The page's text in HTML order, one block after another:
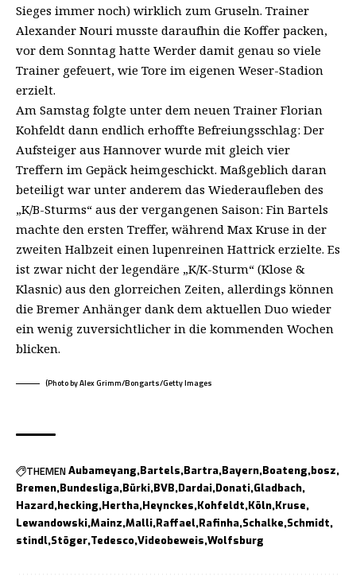
Sieges immer noch) wirklich zum Gruseln. Trainer
Alexander Nouri musste daraufhin die Koffer packen,
vor dem Sonntag hatte Werder damit genau so viele
Trainer gefeuert, wie Tore im eigenen Weser-Stadion
erzielt.
Am Samstag folgte unter dem neuen Trainer Florian
Kohfeldt dann endlich erhoffte Befreiungsschlag: Der
Aufsteiger aus Hannover wurde mit gleich vier
Treffern im Gepäck heimgeschickt. Maßgeblich daran
beteiligt war unter anderem das Wiederaufleben des
„K/B-Sturms“ aus der vergangenen Saison: Fin Bartels
machte den ersten Treffer, während Max Kruse in der
zweiten Halbzeit einen lupenreinen Hattrick erzielte. Es
ist zwar nicht der legendäre „K/K-Sturm“ (Klose &
Klasnic) aus den glorreichen Zeiten, allerdings können
die Bremer Anhänger dank dem aktuellen Duo wieder
ein wenig zuversichtlicher in die kommenden Wochen
blicken.
(Photo by Alex Grimm/Bongarts/Getty Images
THEMENAubameyang Bartels Bartra Bayern Boateng bosz
Bremen Bundesliga Bürki BVB Dardai Donati Gladbach
Hazard hecking Hertha Heynckes Kohfeldt Köln Kruse
Lewandowski Mainz Malli Raffael Rafinha Schalke Schmidt
stindl Stöger Tedesco Videobeweis Wolfsburg